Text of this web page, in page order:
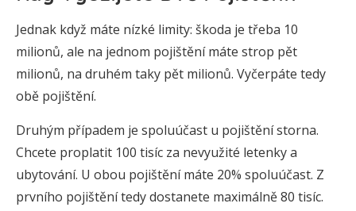
Jednak když máte nízké limity: škoda je třeba 10
milionů, ale na jednom pojištění máte strop pět
milionů, na druhém taky pět milionů. Vyčerpáte tedy
obě pojištění.
Druhým případem je spoluúčast u pojištění storna.
Chcete proplatit 100 tisíc za nevyužité letenky a
ubytování. U obou pojištění máte 20% spoluúčast. Z
prvního pojištění tedy dostanete maximálně 80 tisíc.